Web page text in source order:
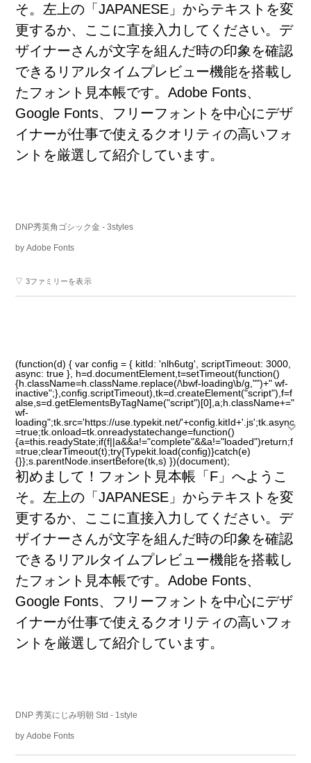
そ。 左 上の「JAPANESE」からテキストを変
更するか、ここに直接入 力 してください。デ
ザイナーさんが文字を組 んだ時の印象 を確認
できるリアルタイムプレビュー機能を搭載 し
たフォント 見本帳です。Adobe Fonts、
Google Fonts、フリーフォントを中心にデザ
イナーが仕事で使えるクオリティの高いフォ
ントを厳選 して紹介 しています。
DNP秀英角ゴシック金 - 3styles
byAdobe Fonts
▽ 3ファミリーを表示
(function(d) { var config = { kitId: 'nlh6utg', scriptTimeout: 3000,
async: true }, h=d.documentElement,t=setTimeout(function()
{h.className=h.className.replace(/\bwf-loading\b/g,"")+" wf-
inactive";},config.scriptTimeout),tk=d.createElement("script"),f=f
alse,s=d.getElementsByTagName("script")[0],a;h.className+="
wf-
loading";tk.src='https://use.typekit.net/'+config.kitId+'.js';tk.async
=true;tk.onload=tk.onreadystatechange=function()
{a=this.readyState;if(f||a&&a!="complete"&&a!="loaded")return;f
=true;clearTimeout(t);try{Typekit.load(config)}catch(e)
{}};s.parentNode.insertBefore(tk,s) })(document);
初めまして！フォント 見本帳 「F」へようこ
そ。 左 上の「JAPANESE」からテキストを変
更するか、ここに直接入 力 してください。デ
ザイナーさんが文字を組 んだ時の印象 を確認
できるリアルタイムプレビュー機能を搭載 し
たフォント 見本帳です。Adobe Fonts、
Google Fonts、フリーフォントを中心にデザ
イナーが仕事で使えるクオリティの高いフォ
ントを厳選 して紹介 しています。
DNP 秀英にじみ明朝 Std - 1style
byAdobe Fonts